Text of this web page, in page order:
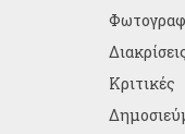
Κριτικές